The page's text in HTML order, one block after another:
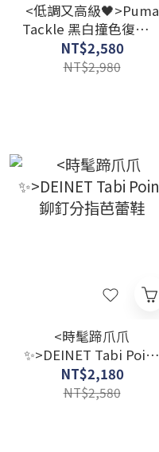
<低調又高級🖤>Puma
Tackle 黑白撞色復古鞋
翻蓋
NT$2,580
NT$2,980
<時髦蹄爪爪
✨>DEINET Tabi Point
鉚釘分指芭蕾鞋
NT$2,180
NT$2,580